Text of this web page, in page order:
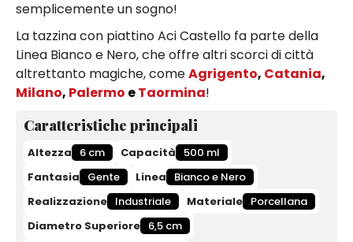
semplicemente un sogno!
La tazzina con piattino Aci Castello fa parte della
Linea Bianco e Nero, che offre altri scorci di città
altrettanto magiche, comeAgrigento, Catania,
Milano, Palermo eTaormina!
Caratteristiche principali
Altezza 6 cm Capacità
500 ml
Fantasia
Gente Linea
Bianco e Nero
Realizzazione Industriale Materiale Porcellana
Diametro Superiore 6,5 cm